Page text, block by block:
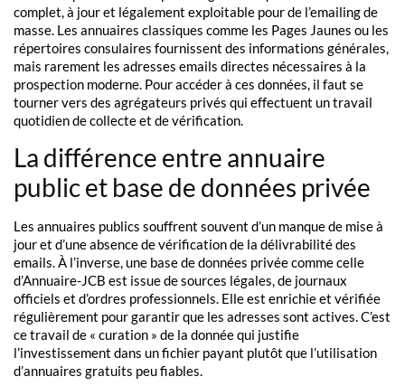
complet, à jour et légalement exploitable pour de l’emailing de
masse. Les annuaires classiques comme les Pages Jaunes ou les
répertoires consulaires fournissent des informations générales,
mais rarement les adresses emails directes nécessaires à la
prospection moderne. Pour accéder à ces données, il faut se
tourner vers des agrégateurs privés qui effectuent un travail
quotidien de collecte et de vérification.
La différence entre annuaire
public et base de données privée
Les annuaires publics souffrent souvent d’un manque de mise à
jour et d’une absence de vérification de la délivrabilité des
emails. À l’inverse, une base de données privée comme celle
d’Annuaire-JCB est issue de sources légales, de journaux
officiels et d’ordres professionnels. Elle est enrichie et vérifiée
régulièrement pour garantir que les adresses sont actives. C’est
ce travail de « curation » de la donnée qui justifie
l’investissement dans un fichier payant plutôt que l’utilisation
d’annuaires gratuits peu fiables.